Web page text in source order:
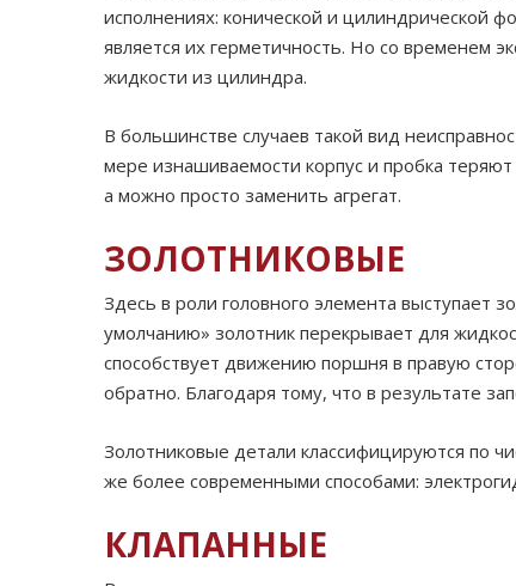
исполнениях: конической и цилиндрической
является их герметичность. Но со временем
жидкости из цилиндра.
В большинстве случаев такой вид
мере изнашиваемости корпус и пробка
а можно просто заменить агрегат.
ЗОЛОТНИКОВЫЕ
Здесь в роли головного элемента выступает
умолчанию» золотник перекрывает для
способствует движению поршня в правую
обратно. Благодаря тому, что в результате
Золотниковые детали классифицируются по
же более современными способами:
КЛАПАННЫЕ